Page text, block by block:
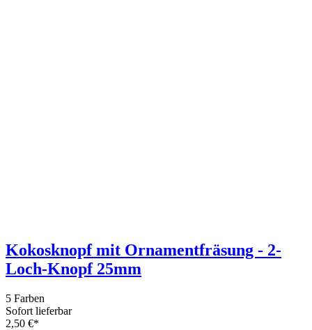
Kokosknopf mit Ornamentfräsung - 2-
Loch-Knopf 25mm
5 Farben
Sofort lieferbar
2,50 €*